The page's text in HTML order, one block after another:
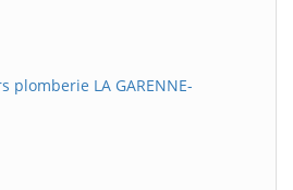
plomberie LA GARENNE-